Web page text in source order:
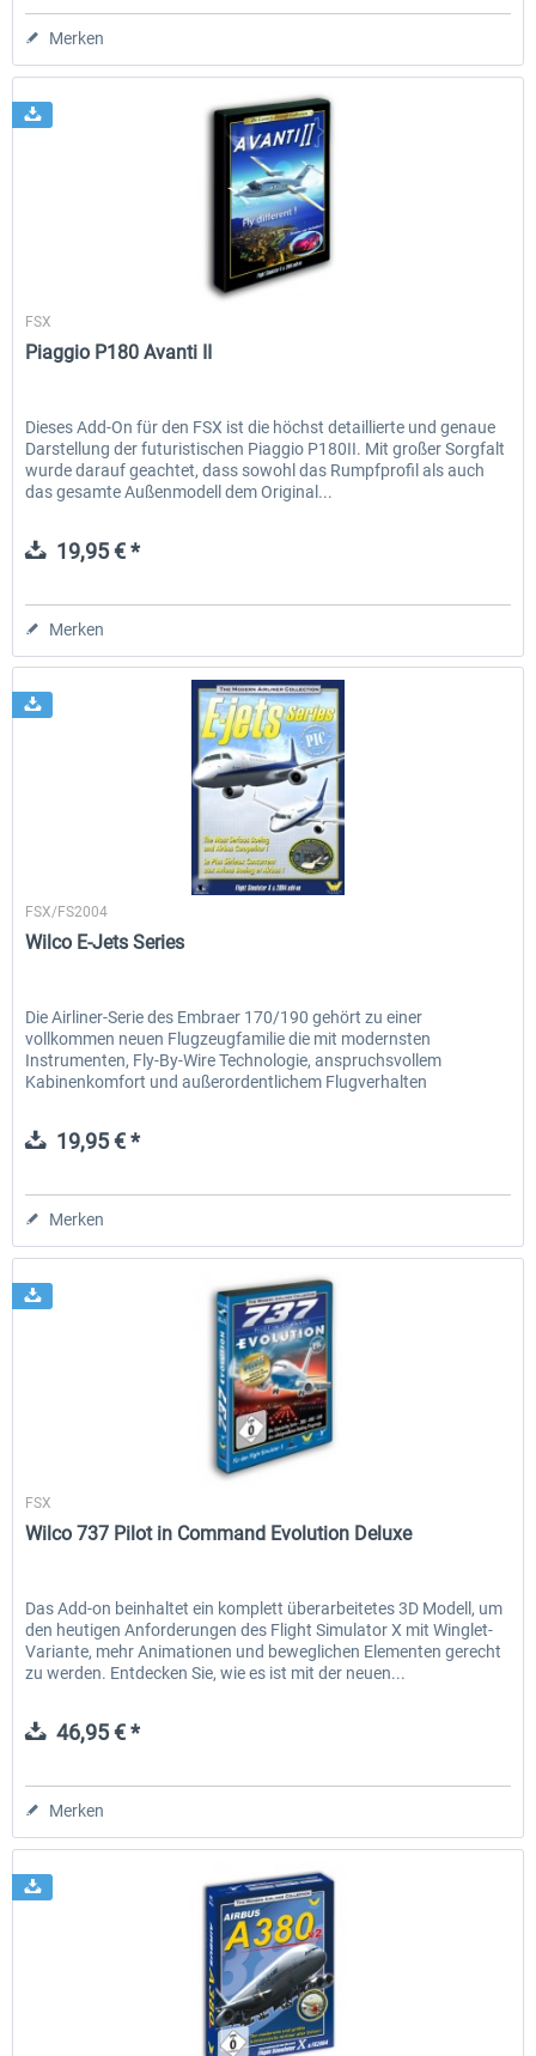
Merken
Wilco Publishing
FSX
Piaggio P180 Avanti II
Dieses Add-On für den FSX ist die höchst detaillierte und genaue
Darstellung der futuristischen Piaggio P180II. Mit großer Sorgfalt
wurde darauf geachtet, dass sowohl das Rumpfprofil als auch
das gesamte Außenmodell dem Original...
19,95 € *
Merken
Wilco Publishing
FSX/FS2004
Wilco E-Jets Series
Die Airliner-Serie des Embraer 170/190 gehört zu einer
vollkommen neuen Flugzeugfamilie die mit modernsten
Instrumenten, Fly-By-Wire Technologie, anspruchsvollem
Kabinenkomfort und außerordentlichem Flugverhalten
19,95 € *
Merken
Wilco Publishing
FSX
Wilco 737 Pilot in Command Evolution Deluxe
Das Add-on beinhaltet ein komplett überarbeitetes 3D Modell, um
den heutigen Anforderungen des Flight Simulator X mit Winglet-
Variante, mehr Animationen und beweglichen Elementen gerecht
zu werden. Entdecken Sie, wie es ist mit der neuen...
46,95 € *
Merken